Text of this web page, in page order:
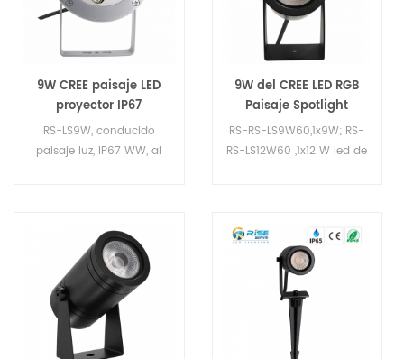
9W CREE paisaje LED
proyector IP67
RS-LS9W, conducido
paisaje luz, IP67 WW, al
9W del CREE LED RGB
Paisaje Spotlight
RS-RS-LS9W60,1x9W; RS-
RS-LS12W60 ,1x12 W led de
Jardín, uso al aire libre
Jardín de la Espiga de
Luces.